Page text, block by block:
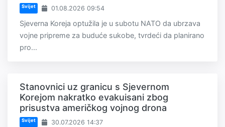
Svijet 01.08.2026 09:54
Sjeverna Koreja optužila je u subotu NATO da ubrzava
vojne pripreme za buduće sukobe, tvrdeći da planirano
pro...
Stanovnici uz granicu s Sjevernom
Korejom nakratko evakuisani zbog
prisustva američkog vojnog drona
Svijet 30.07.2026 14:37